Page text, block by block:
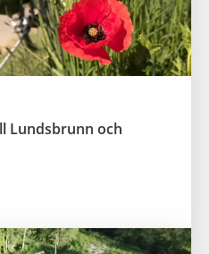
Lundsbrunn och